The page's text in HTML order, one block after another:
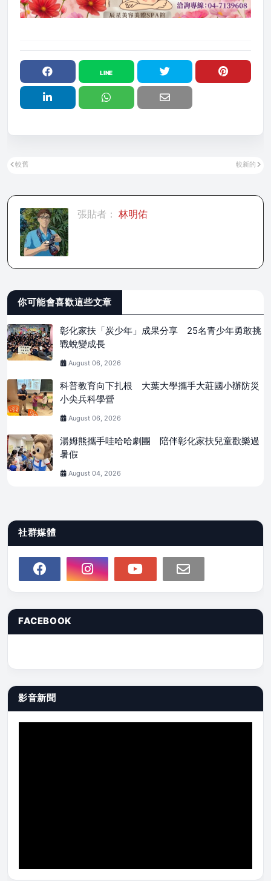
較新的
較舊
張貼者： 林明佑
你可能會喜歡這些文章
彰化家扶「炭少年」成果分享 25名青少年勇敢挑
戰蛻變成長
August 06, 2026
科普教育向下扎根 大葉大學攜手大莊國小辦防災
小尖兵科學營
August 06, 2026
湯姆熊攜手哇哈哈劇團 陪伴彰化家扶兒童歡樂過
暑假
August 04, 2026
社群媒體
FACEBOOK
影音新聞